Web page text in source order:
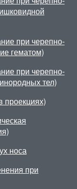
при черепно-
гематом)
при черепно-
тел)
носа
при